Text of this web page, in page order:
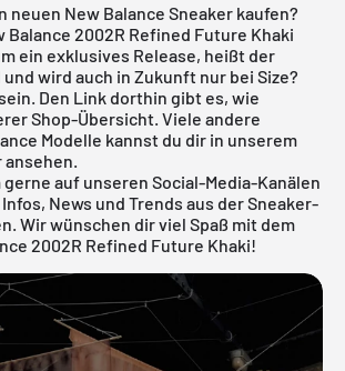
neuen New Balance Sneaker kaufen?
Balance 2002R Refined Future Khaki
ein exklusives Release, heißt der
wird auch in Zukunft nur bei Size?
Den Link dorthin gibt es, wie
Shop-Übersicht. Viele andere
Modelle kannst du dir in unserem
ansehen.
auf unseren Social-Media-Kanälen
News und Trends aus der Sneaker-
Wir wünschen dir viel Spaß mit dem
2002R Refined Future Khaki!